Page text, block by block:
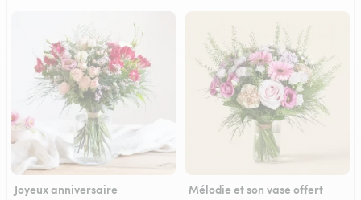
Joyeux anniversaire Mélodie et son vase offert